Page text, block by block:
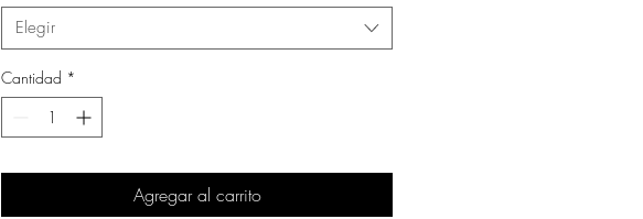
Elegir
Cantidad *
Agregar al carrito